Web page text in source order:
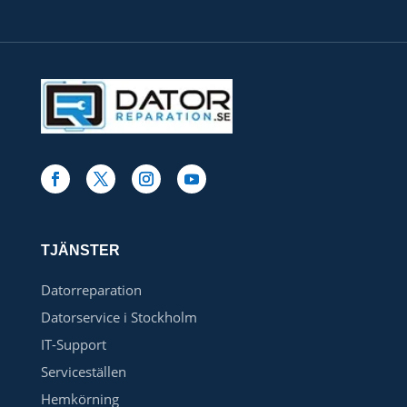
TJÄNSTER
Datorreparation
Datorservice i Stockholm
IT-Support
Serviceställen
Hemkörning